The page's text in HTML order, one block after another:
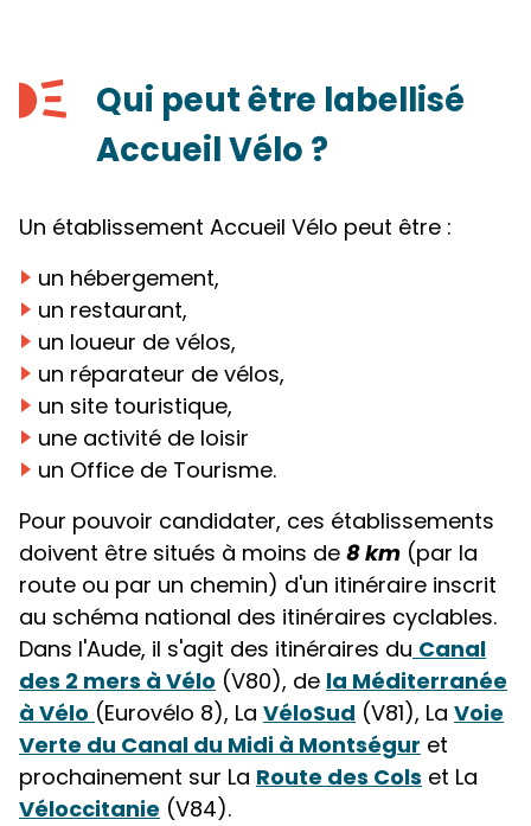
Qui peut être labellisé
Accueil Vélo ?
Un établissement Accueil Vélo peut être :
un hébergement,
un restaurant,
un loueur de vélos,
un réparateur de vélos,
un site touristique,
une activité de loisir
un Office de Tourisme.
Pour pouvoir candidater, ces établissements
doivent être situés à moins de 8 km (par la
route ou par un chemin) d'un itinéraire inscrit
au schéma national des itinéraires cyclables.
Dans l'Aude, il s'agit des itinéraires du Canal
des 2 mers à Vélo (V80), de la Méditerranée
à Vélo (Eurovélo 8), La VéloSud (V81), La Voie
Verte du Canal du Midi à Montségur et
prochainement sur La Route des Cols et La
Véloccitanie (V84).